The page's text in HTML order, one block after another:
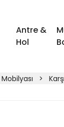
Antre &
Hol